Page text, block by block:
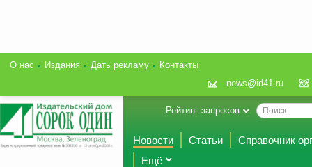
О нас Издания Дать рекламу
Контакты
news@id41.ru
Рейтинг запросов
Новости Статьи
Справочник
Ещё